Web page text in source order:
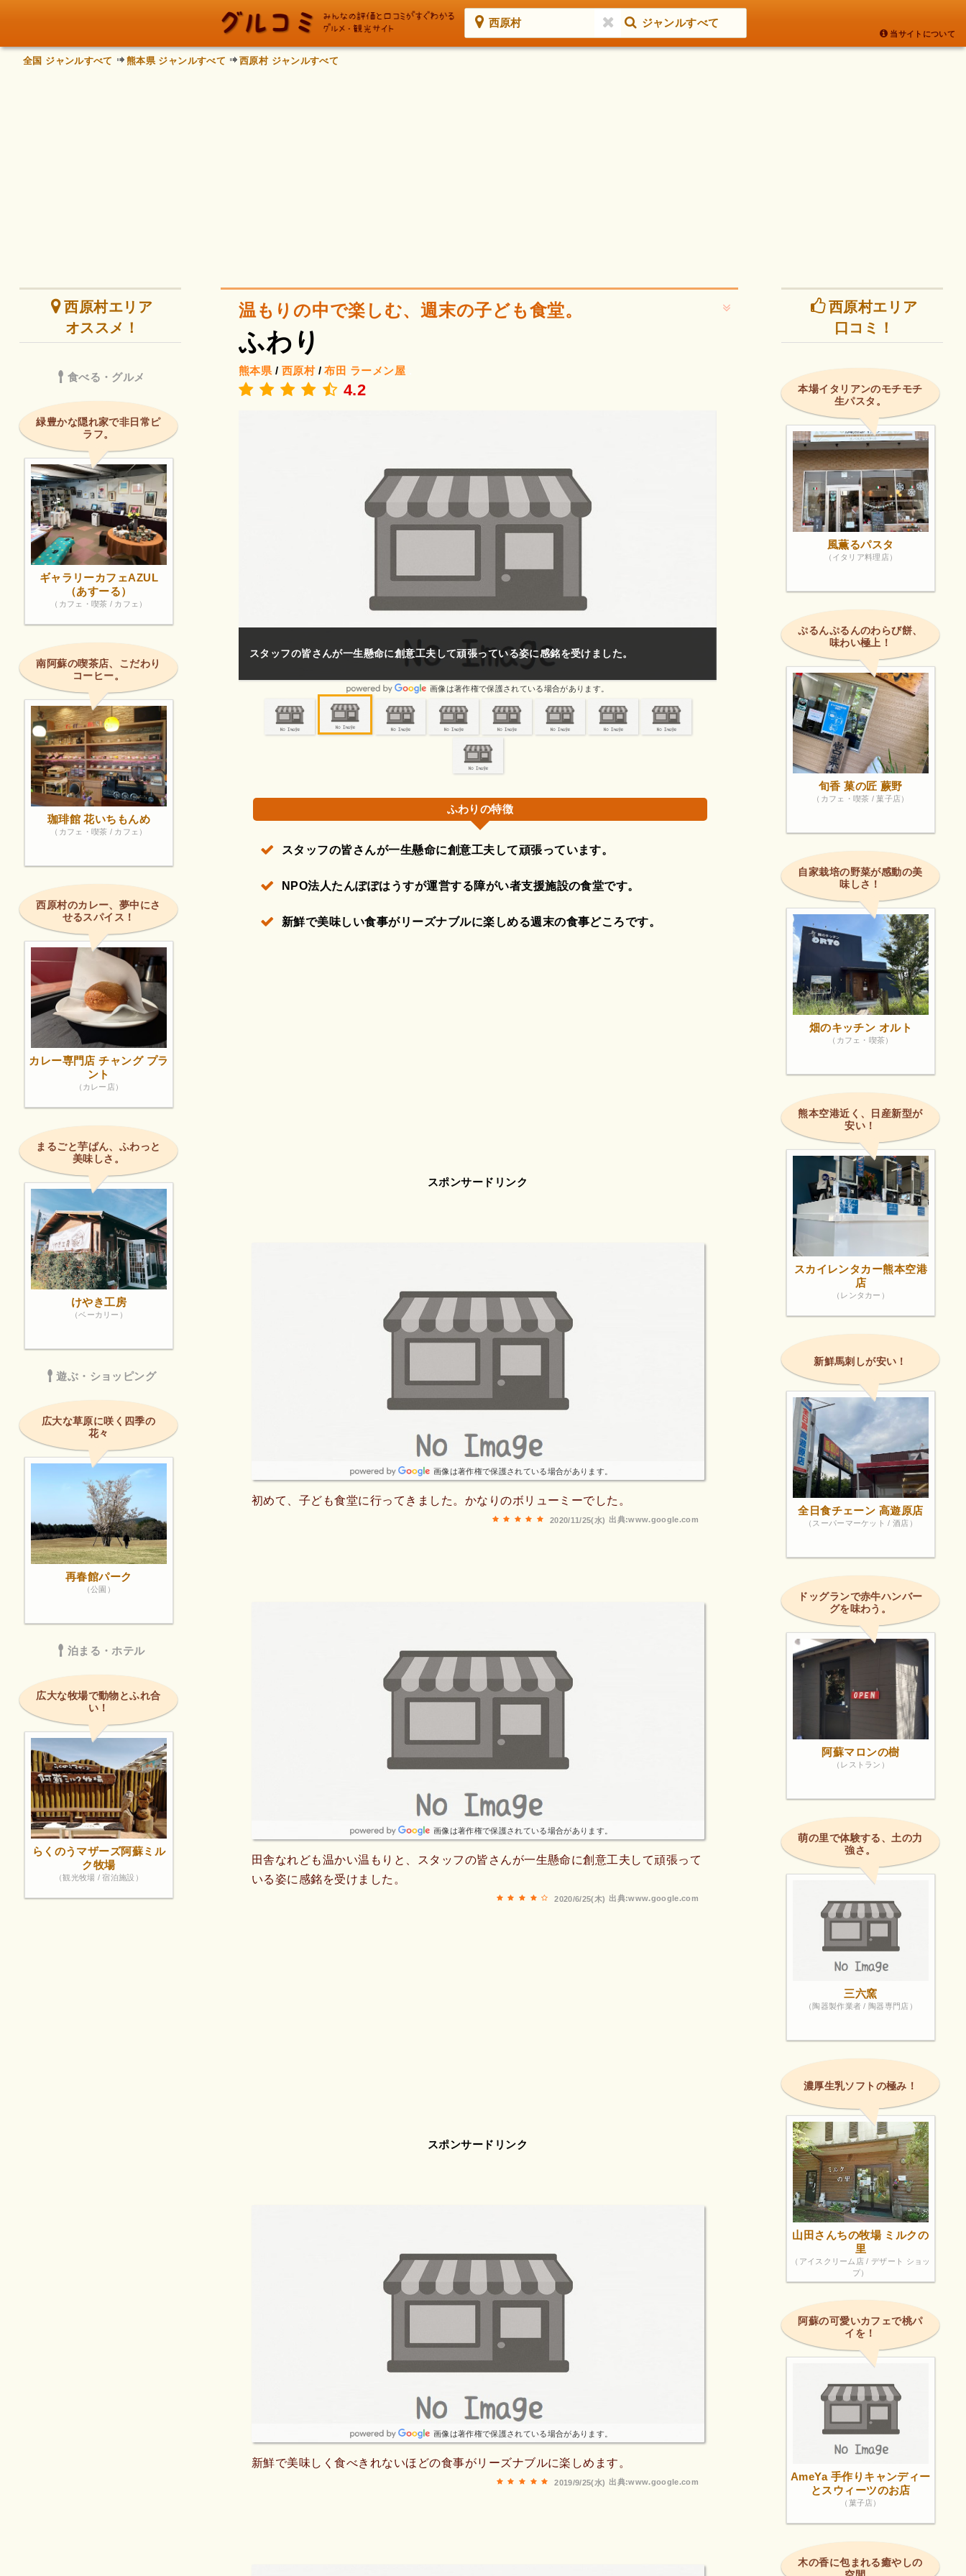
西原村 ジャンルすべて
当サイトについて
全国 ジャンルすべて 熊本県 ジャンルすべて 西原村 ジャンルすべて
温もりの中で楽しむ、週末の子ども食堂。
ふわり
熊本県 / 西原村/布田 ラーメン屋
4.2
ている姿に感銘を受けました。
保護されている場合があります。
新鮮で美味しく食べきれないほどの食事がリーズナブルに楽しめます。
画像は著作権で保護されている場合があります。
週末開店の食事どころ。
画像は著作権
ふわりの特徴
スタッフの皆さんが一生懸命に創意工夫して頑張っています。
NPO法人たんぽぽはうすが運営する障がい者支援施設の食堂です。
新鮮で美味しい食事がリーズナブルに楽しめる週末の食事どころです。
スポンサードリンク
画像は著作権で保護されている場合があります。
初めて、子ども食堂に行ってきました。かなりのボリューミーでした。
出典:www.google.com
2020/11/25(水)
画像は著作権で保護されている場合があります。
田舎なれども温かい温もりと、スタッフの皆さんが一生懸命に創意工夫して頑張って
いる姿に感銘を受けました。
出典:www.google.com
2020/6/25(木)
スポンサードリンク
画像は著作権で保護されている場合があります。
新鮮で美味しく食べきれないほどの食事がリーズナブルに楽しめます。
出典:www.google.com
2019/9/25(水)
西原村エリア
オススメ！
食べる・グルメ
緑豊かな隠れ家で非日常ピ
ラフ。
ギャラリーカフェAZUL
（あすーる）
（カフェ・喫茶 / カフェ）
南阿蘇の喫茶店、こだわり
コーヒー。
珈琲館 花いちもんめ
（カフェ・喫茶 / カフェ）
西原村のカレー、夢中にさ
せるスパイス！
カレー専門店 チャング プラ
ント
（カレー店）
まるごと芋ぱん、ふわっと
美味しさ。
けやき工房
（ベーカリー）
遊ぶ・ショッピング
広大な草原に咲く四季の
花々
再春館パーク
（公園）
泊まる・ホテル
広大な牧場で動物とふれ合
い！
らくのうマザーズ阿蘇ミル
ク牧場
（観光牧場 / 宿泊施設）
西原村エリア
口コミ！
本場イタリアンのモチモチ
生パスタ。
風薫るパスタ
（イタリア料理店）
ぷるんぷるんのわらび餅、
味わい極上！
旬香 菓の匠 蕨野
（カフェ・喫茶 / 菓子店）
自家栽培の野菜が感動の美
味しさ！
畑のキッチン オルト
（カフェ・喫茶）
熊本空港近く、日産新型が
安い！
スカイレンタカー熊本空港
店
（レンタカー）
新鮮馬刺しが安い！
全日食チェーン 高遊原店
（スーパーマーケット / 酒店）
ドッグランで赤牛ハンバー
グを味わう。
阿蘇マロンの樹
（レストラン）
萌の里で体験する、土の力
強さ。
三六窯
（陶器製作業者 / 陶器専門店）
濃厚生乳ソフトの極み！
山田さんちの牧場 ミルクの
里
（アイスクリーム店 / デザート ショッ
プ）
阿蘇の可愛いカフェで桃パ
イを！
AmeYa 手作りキャンディー
とスウィーツのお店
（菓子店）
木の香に包まれる癒やしの